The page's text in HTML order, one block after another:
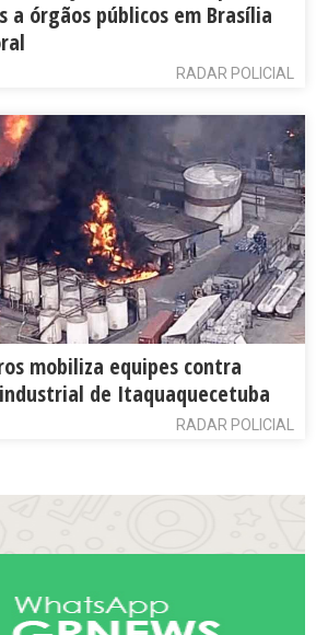
a órgãos públicos em Brasília
RADAR POLICIAL
mobiliza equipes contra
de Itaquaquecetuba
RADAR POLICIAL